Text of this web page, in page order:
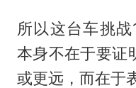
所以这台车挑
本身不在于要证
或更远，而在于